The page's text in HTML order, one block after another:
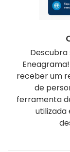
Descubra
receber um
de
ferramenta
utilizada